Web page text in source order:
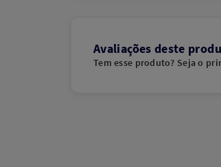
Avaliações deste
Tem esse produto? Seja o